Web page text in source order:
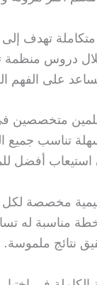
متكاملة تهدف
دروس منظمة
على الفهم
متخصصين
تناسب جميع
استيعاب أفضل
مخصصة
خطة مناسبة له
نتائج ملموسة.